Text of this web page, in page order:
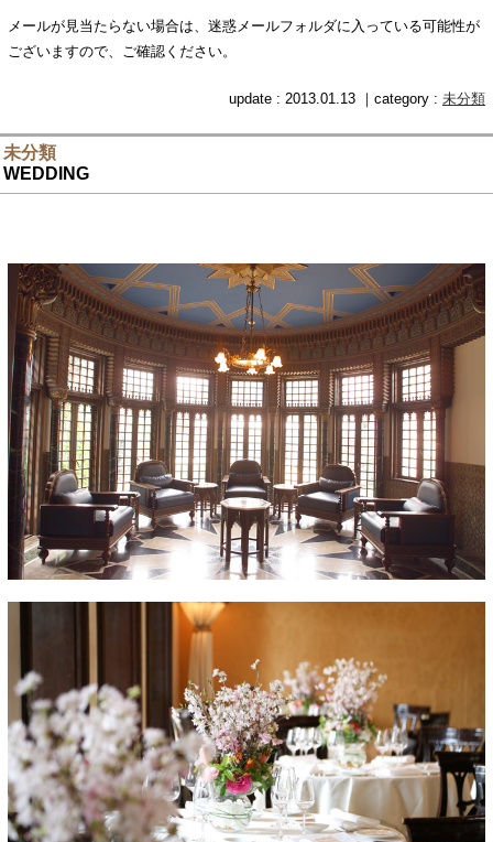
メールが見当たらない場合は、迷惑メールフォルダに入っている可能性が
ございますので、ご確認ください。
update : 2013.01.13 ｜category : 未分類
未分類
WEDDING